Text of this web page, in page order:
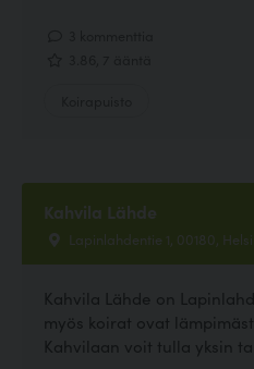
Kahvila Lähde
Lapinlahdentie 1, 00180,
Kahvila Lähde on
myös koirat ovat
Kahvilaan voit tulla yksin